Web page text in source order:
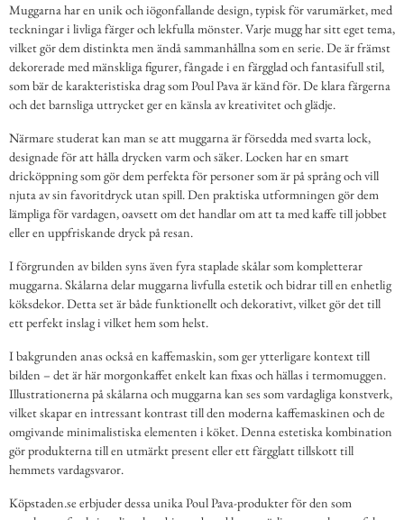
Muggarna har en unik och iögonfallande design, typisk för varumärket, med
teckningar i livliga färger och lekfulla mönster. Varje mugg har sitt eget tema,
vilket gör dem distinkta men ändå sammanhållna som en serie. De är främst
dekorerade med mänskliga figurer, fångade i en färgglad och fantasifull stil,
som bär de karakteristiska drag som Poul Pava är känd för. De klara färgerna
och det barnsliga uttrycket ger en känsla av kreativitet och glädje.
Närmare studerat kan man se att muggarna är försedda med svarta lock,
designade för att hålla drycken varm och säker. Locken har en smart
dricköppning som gör dem perfekta för personer som är på språng och vill
njuta av sin favoritdryck utan spill. Den praktiska utformningen gör dem
lämpliga för vardagen, oavsett om det handlar om att ta med kaffe till jobbet
eller en uppfriskande dryck på resan.
I förgrunden av bilden syns även fyra staplade skålar som kompletterar
muggarna. Skålarna delar muggarna livfulla estetik och bidrar till en enhetlig
köksdekor. Detta set är både funktionellt och dekorativt, vilket gör det till
ett perfekt inslag i vilket hem som helst.
I bakgrunden anas också en kaffemaskin, som ger ytterligare kontext till
bilden – det är här morgonkaffet enkelt kan fixas och hällas i termomuggen.
Illustrationerna på skålarna och muggarna kan ses som vardagliga konstverk,
vilket skapar en intressant kontrast till den moderna kaffemaskinen och de
omgivande minimalistiska elementen i köket. Denna estetiska kombination
gör produkterna till en utmärkt present eller ett färgglatt tillskott till
hemmets vardagsvaror.
Köpstaden.se erbjuder dessa unika Poul Pava-produkter för den som